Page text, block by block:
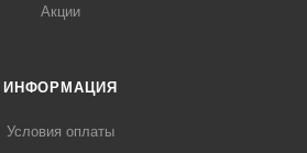
Акции
ИНФОРМАЦИЯ
Условия оплаты